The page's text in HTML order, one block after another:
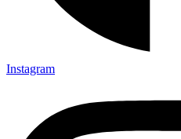
Instagram